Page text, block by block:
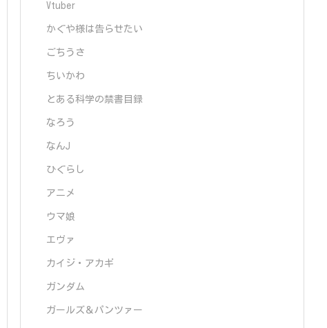
Vtuber
かぐや様は告らせたい
ごちうさ
ちいかわ
とある科学の禁書目録
なろう
なんJ
ひぐらし
アニメ
ウマ娘
エヴァ
カイジ・アカギ
ガンダム
ガールズ＆パンツァー